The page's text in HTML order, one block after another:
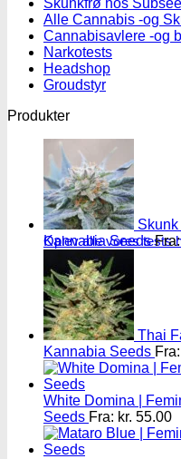
Oplev alle vores tests
Skunkfrø hos
Alle Cannabis -og
Cannabisavlere -og
Narkotests
Headshop
Groudstyr
Produkter
Kannabia Seeds
Thai
Kannabia Seeds Fra:
White Domina |
Seeds Fra: kr. 55.00